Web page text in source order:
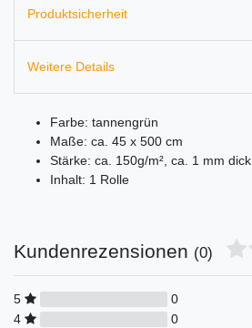
Produktsicherheit
Weitere Details
Farbe: tannengrün
Maße: ca. 45 x 500 cm
Stärke: ca. 150g/m², ca. 1 mm dick
Inhalt: 1 Rolle
Kundenrezensionen (0)
5
0
4
0